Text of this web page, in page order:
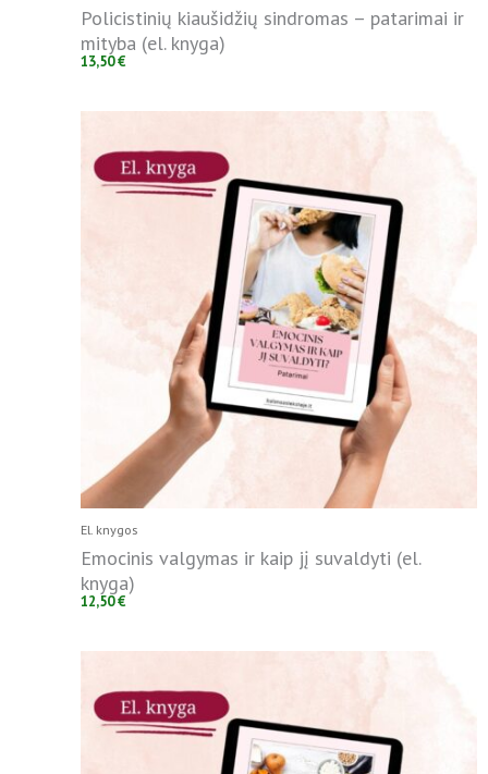
Policistinių kiaušidžių sindromas – patarimai ir
mityba (el. knyga)
13,50€
El. knygos
Emocinis valgymas ir kaip jį suvaldyti (el.
knyga)
12,50€